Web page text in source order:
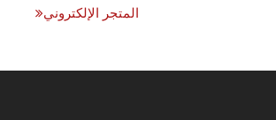
المتجر الإلكتروني